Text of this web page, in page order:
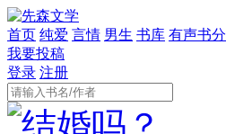
首页 纯爱 言情 男生 书库 有声书
我要投稿
登录 注册